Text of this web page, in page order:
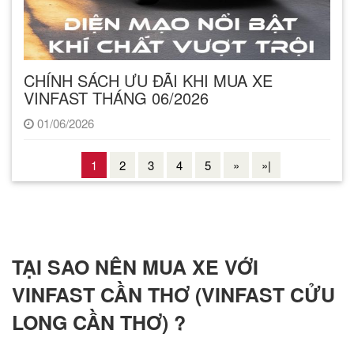
CHÍNH SÁCH ƯU ĐÃI KHI MUA XE
VINFAST THÁNG 06/2026
01/06/2026
1 2 3 4 5 » »|
TẠI SAO NÊN MUA XE VỚI
VINFAST CẦN THƠ (VINFAST CỬU
LONG CẦN THƠ) ?